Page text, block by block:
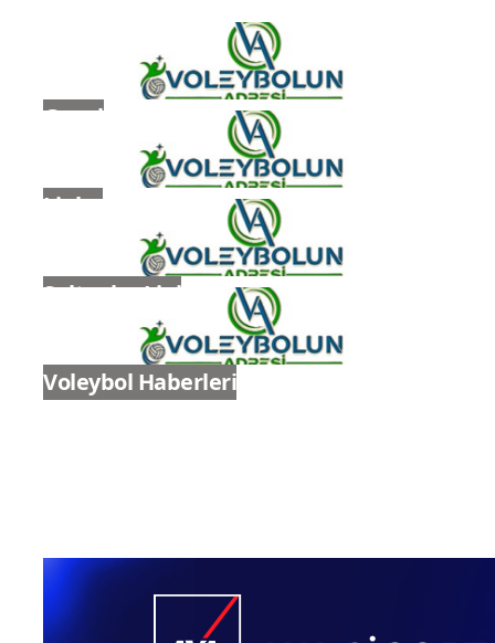
Genel
Ligler
Sultanlar Ligi
Voleybol Haberleri